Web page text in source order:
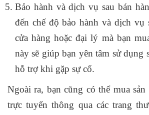
Bảo hành và dịch vụ sau bán
đến chế độ bảo hành và dịch vụ
cửa hàng hoặc đại lý mà bạn
này sẽ giúp bạn yên tâm sử dụng
hỗ trợ khi gặp sự cố.
Ngoài ra, bạn cũng có thể mua sản
trực tuyến thông qua các trang